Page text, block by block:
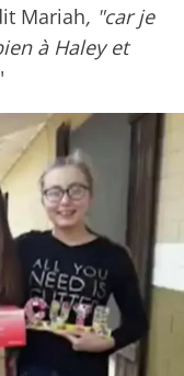
Mariah, "car je
à Haley et